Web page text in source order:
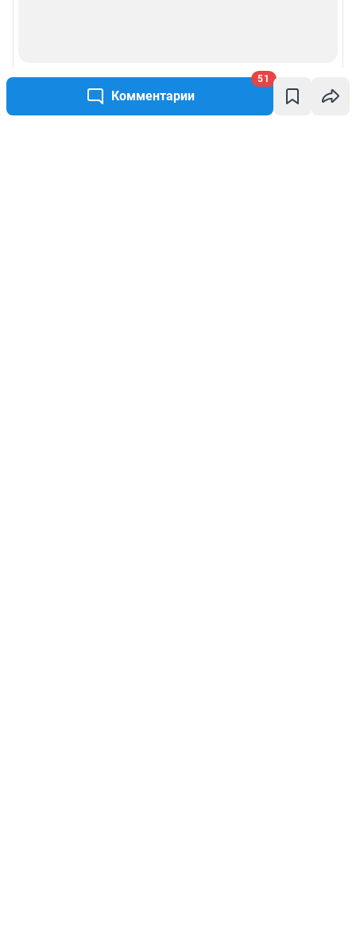
Комментарии
51